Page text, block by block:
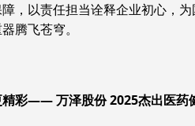
，以责任担当诠释企业初心，
腾飞苍穹。
精彩—— 万泽股份 2025杰出医药